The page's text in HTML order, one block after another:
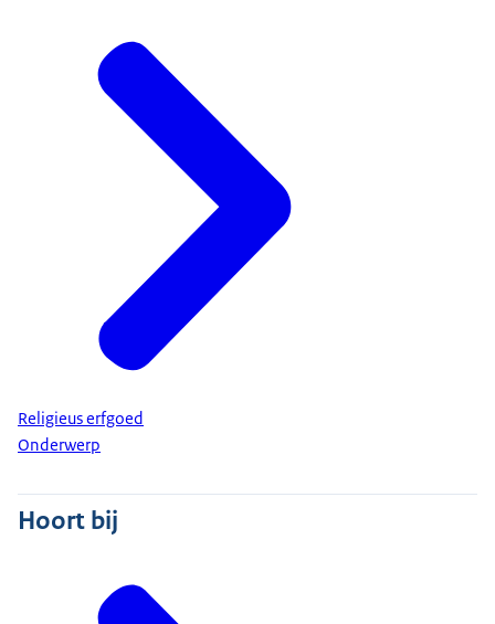
Religieus erfgoed
Onderwerp
Hoort bij